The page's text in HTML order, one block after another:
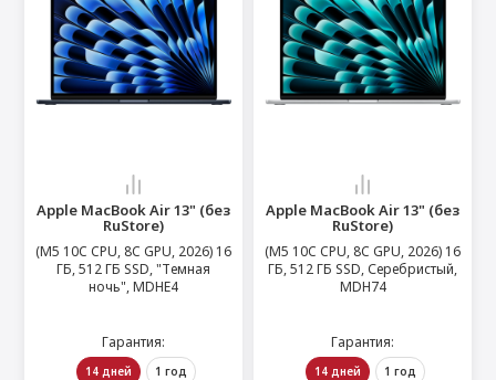
Apple MacBook Air 13" (без
RuStore)
(M5 10C CPU, 8C GPU, 2026) 16
ГБ, 512 ГБ SSD, "Темная
ночь", MDHE4
Гарантия:
14 дней 1 год
Apple MacBook Air 13" (без
RuStore)
(M5 10C CPU, 8C GPU, 2026) 16
ГБ, 512 ГБ SSD, Серебристый,
MDH74
Гарантия:
14 дней 1 год